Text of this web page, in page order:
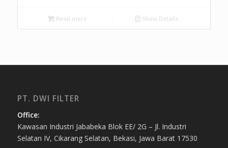
Read more Show Details
PT. DWI FILTER
Office:
Kawasan Industri Jababeka Blok EE/ 2G – Jl. Industri
Selatan IV, Cikarang Selatan, Bekasi, Jawa Barat 17530